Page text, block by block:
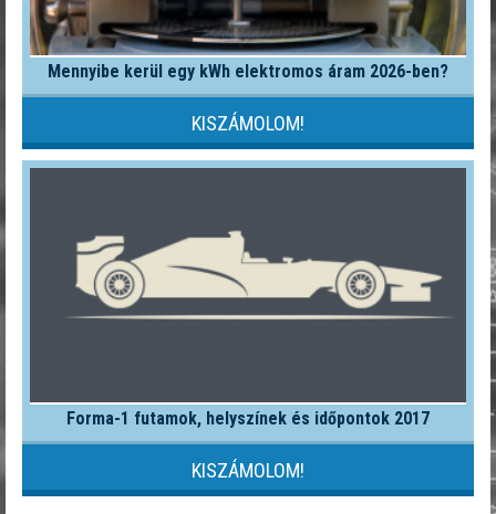
Mennyibe kerül egy kWh elektromos áram 2026-ben?
KISZÁMOLOM!
Forma-1 futamok, helyszínek és időpontok 2017
KISZÁMOLOM!